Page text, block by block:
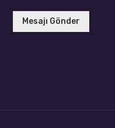
Mesajı Gönder